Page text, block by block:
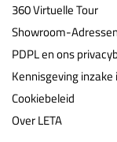
360 Virtuelle Tour
Showroom-Adressen
PDPL en ons
Kennisgeving
Cookiebeleid
Over LETA